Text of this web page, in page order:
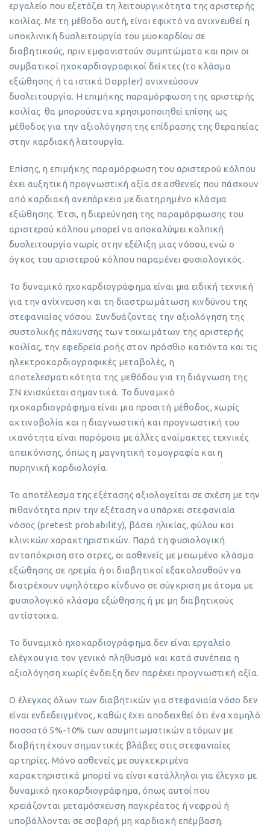
εργαλείο που εξετάζει τη λειτουργικότητα της αριστερής
κοιλίας. Με τη μέθοδο αυτή, είναι εφικτό να ανιχνευθεί η
υποκλινική δυσλειτουργία του μυοκαρδίου σε
διαβητικούς, πριν εμφανιστούν συμπτώματα και πριν οι
συμβατικοί ηχοκαρδιογραφικοί δείκτες (το κλάσμα
εξώθησης ή τα ιστικά Doppler) ανιχνεύσουν
δυσλειτουργία. Η επιμήκης παραμόρφωση της αριστερής
κοιλίας θα μπορούσε να χρησιμοποιηθεί επίσης ως
μέθοδος για την αξιολόγηση της επίδρασης της θεραπείας
στην καρδιακή λειτουργία.
Επίσης, η επιμήκης παραμόρφωση του αριστερού κόλπου
έχει αυξητική προγνωστική αξία σε ασθενείς που πάσχουν
από καρδιακή ανεπάρκεια με διατηρημένο κλάσμα
εξώθησης. Έτσι, η διερεύνηση της παραμόρφωσης του
αριστερού κόλπου μπορεί να αποκαλύψει κολπική
δυσλειτουργία νωρίς στην εξέλιξη μιας νόσου, ενώ ο
όγκος του αριστερού κόλπου παραμένει φυσιολογικός.
Το δυναμικό ηχοκαρδιογράφημα είναι μια ειδική τεχνική
για την ανίχνευση και τη διαστρωμάτωση κινδύνου της
στεφανιαίας νόσου. Συνδυάζοντας την αξιολόγηση της
συστολικής πάχυνσης των τοιχωμάτων της αριστερής
κοιλίας, την εφεδρεία ροής στον πρόσθιο κατιόντα και τις
ηλεκτροκαρδιογραφικές μεταβολές, η
αποτελεσματικότητα της μεθόδου για τη διάγνωση της
ΣΝ ενισχύεται σημαντικά. Το δυναμικό
ηχοκαρδιογράφημα είναι μια προσιτή μέθοδος, χωρίς
ακτινοβολία και η διαγνωστική και προγνωστική του
ικανότητα είναι παρόμοια με άλλες αναίμακτες τεχνικές
απεικόνισης, όπως η μαγνητική τομογραφία και η
πυρηνική καρδιολογία.
Το αποτέλεσμα της εξέτασης αξιολογείται σε σχέση με την
πιθανότητα πριν την εξέταση να υπάρχει στεφανιαία
νόσος (pretest probability), βάσει ηλικίας, φύλου και
κλινικών χαρακτηριστικών. Παρά τη φυσιολογική
ανταπόκριση στο στρες, οι ασθενείς με μειωμένο κλάσμα
εξώθησης σε ηρεμία ή οι διαβητικοί εξακολουθούν να
διατρέχουν υψηλότερο κίνδυνο σε σύγκριση με άτομα με
φυσιολογικό κλάσμα εξώθησης ή με μη διαβητικούς
αντίστοιχα.
Το δυναμικό ηχοκαρδιογράφημα δεν είναι εργαλείο
ελέγχου για τον γενικό πληθυσμό και κατά συνέπεια η
αξιολόγηση χωρίς ένδειξη δεν παρέχει προγνωστική αξία.
Ο έλεγχος όλων των διαβητικών για στεφανιαία νόσο δεν
είναι ενδεδειγμένος, καθώς έχει αποδειχθεί ότι ένα χαμηλό
ποσοστό 5%-10% των ασυμπτωματικών ατόμων με
διαβήτη έχουν σημαντικές βλάβες στις στεφανιαίες
αρτηρίες. Μόνο ασθενείς με συγκεκριμένα
χαρακτηριστικά μπορεί να είναι κατάλληλοι για έλεγχο με
δυναμικό ηχοκαρδιογράφημα, όπως αυτοί που
χρειάζονται μεταμόσχευση παγκρέατος ή νεφρού ή
υποβάλλονται σε σοβαρή μη καρδιακή επέμβαση.